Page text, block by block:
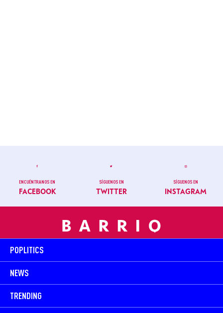
ENCUÉNTRANOS EN
FACEBOOK
SÍGUENOS EN
TWITTER
SÍGUENOS EN
INSTAGRAM
POPLITICS
NEWS
TRENDING